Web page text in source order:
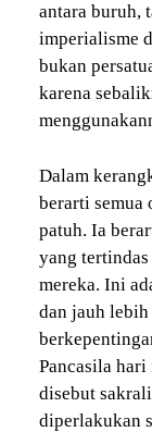
antara buruh,
imperialisme
bukan
karena
Dalam
berarti semua
patuh. Ia
yang
mereka. Ini
dan jauh lebih
Pancasila
disebut
diperlakukan